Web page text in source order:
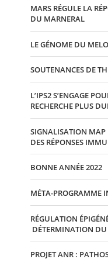
MARS RÉGULE LA
DU MARNERAL
LE GÉNOME DU
SOUTENANCES DE
L’IPS2 S’ENGAGE
RECHERCHE PLUS
SIGNALISATION MAP
DES RÉPONSES
BONNE ANNÉE 2022
MÉTA-PROGRAMME
RÉGULATION
DÉTERMINATION DU
PROJET ANR :